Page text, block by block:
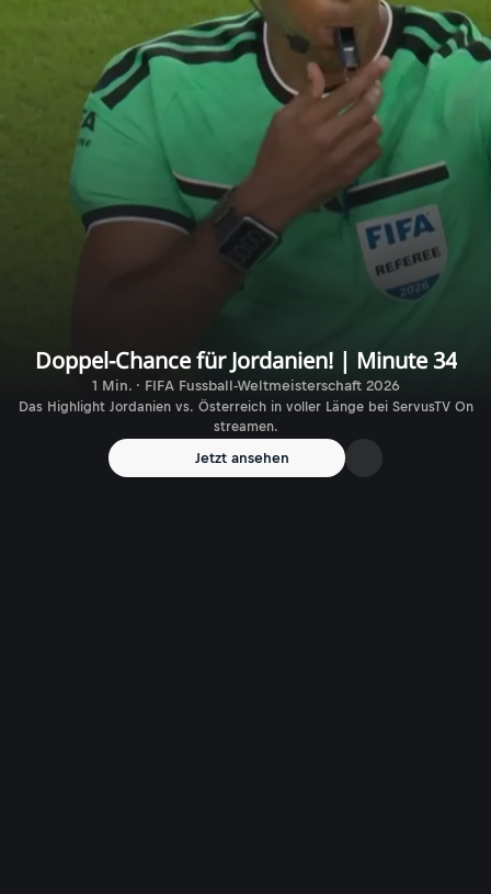
Doppel-Chance für Jordanien! | Minute 34
1 Min. · FIFA Fussball-Weltmeisterschaft 2026
Das Highlight Jordanien vs. Österreich in voller Länge bei ServusTV On
streamen.
Jetzt ansehen